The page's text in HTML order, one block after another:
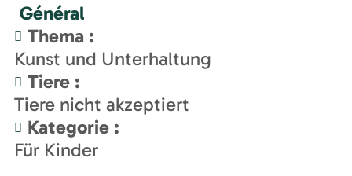
Général
Thema :
Kunst und Unterhaltung
Tiere :
Tiere nicht akzeptiert
Kategorie :
Für Kinder